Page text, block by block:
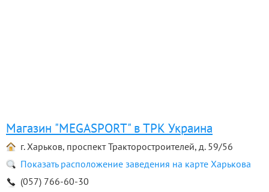
Магазин "MEGASPORT" в ТРК Украина
г. Харьков, проспект Тракторостроителей, д. 59/56
Показать расположение заведения на карте Харькова
(057) 766-60-30